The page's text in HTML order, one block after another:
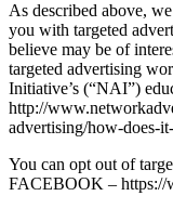
As described above,
you with targeted
believe may be of
targeted advertising
Initiative’s (“NAI”)
http://
advertising/how-does-
You can opt out of
FACEBOOK – https://